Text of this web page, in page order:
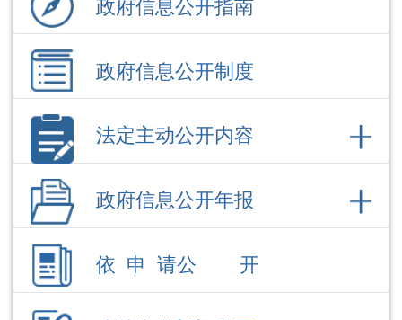
政府信息公开制度
法定主动公开内容
政府信息公开年报
依 申 请公 开
应急管理局信息公开